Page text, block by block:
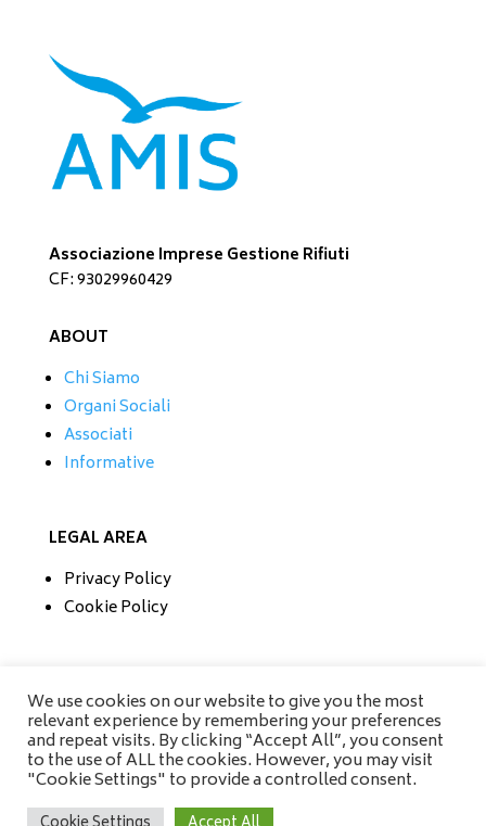
Associazione Imprese Gestione Rifiuti
CF: 93029960429
ABOUT
Chi Siamo
Organi Sociali
Associati
Informative
LEGAL AREA
Privacy Policy
Cookie Policy
Tel/Fax 0733 230279
Mobile 335 6670118
info@amisrifiuti.it
We use cookies on our website to give you the most
relevant experience by remembering your preferences
and repeat visits. By clicking “Accept All”, you consent
to the use of ALL the cookies. However, you may visit
"Cookie Settings" to provide a controlled consent.